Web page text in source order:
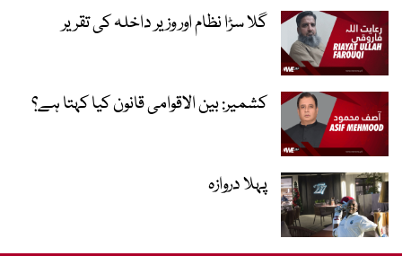
گلا سڑا نظام اور وزیر داخلہ کی تقریر
کشمیر: بین الاقوامی قانون کیا کہتا ہے؟
پہلا دروازہ